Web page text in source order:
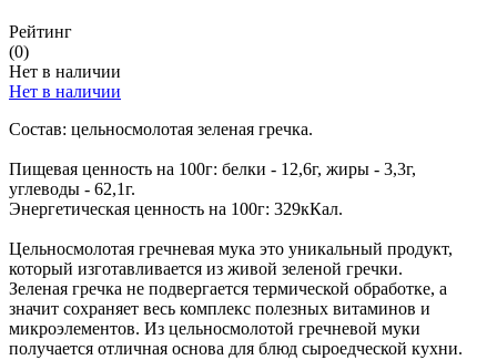
Рейтинг
(0)
Нет в наличии
Нет в наличии
Состав: цельносмолотая зеленая гречка.
Пищевая ценность на 100г: белки - 12,6г, жиры - 3,3г,
углеводы - 62,1г.
Энергетическая ценность на 100г: 329кКал.
Цельносмолотая гречневая мука это уникальный продукт,
который изготавливается из живой зеленой гречки.
Зеленая гречка не подвергается термической обработке, а
значит сохраняет весь комплекс полезных витаминов и
микроэлементов. Из цельносмолотой гречневой муки
получается отличная основа для блюд сыроедческой кухни.